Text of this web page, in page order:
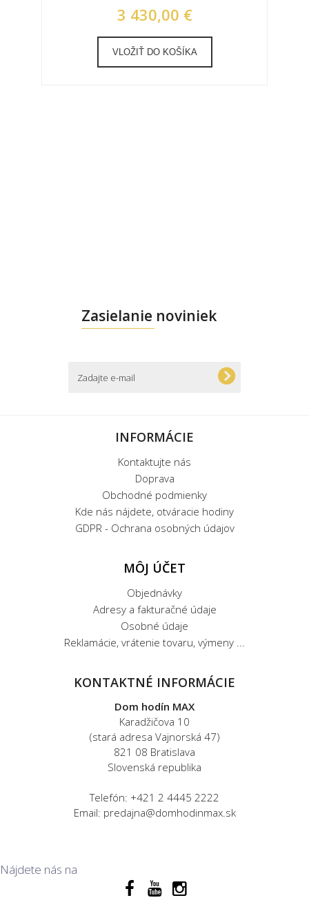
3 430,00 €
VLOŽIŤ DO KOŠÍKA
Zasielanie noviniek
INFORMÁCIE
Kontaktujte nás
Doprava
Obchodné podmienky
Kde nás nájdete, otváracie hodiny
GDPR - Ochrana osobných údajov
MÔJ ÚČET
Objednávky
Adresy a fakturačné údaje
Osobné údaje
Reklamácie, vrátenie tovaru, výmeny ...
KONTAKTNÉ INFORMÁCIE
Dom hodín MAX
Karadžičova 10
(stará adresa Vajnorská 47)
821 08 Bratislava
Slovenská republika
Telefón: +421 2 4445 2222
Email: predajna@domhodinmax.sk
Nájdete nás na